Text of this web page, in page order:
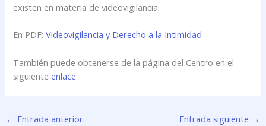
existen en materia de videovigilancia.
En PDF:Videovigilancia y Derecho a la Intimidad
También puede obtenerse de la página del Centro en el
siguienteenlace
← Entrada anterior Entrada siguiente →